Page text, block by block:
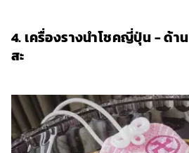
4. เครื่องรางนำโชคญี่ปุ่น - ด้า
สะ